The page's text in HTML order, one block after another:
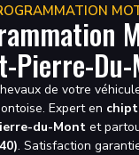
Pierre-
de votre
Expert en
du-Montet
. Satisfaction